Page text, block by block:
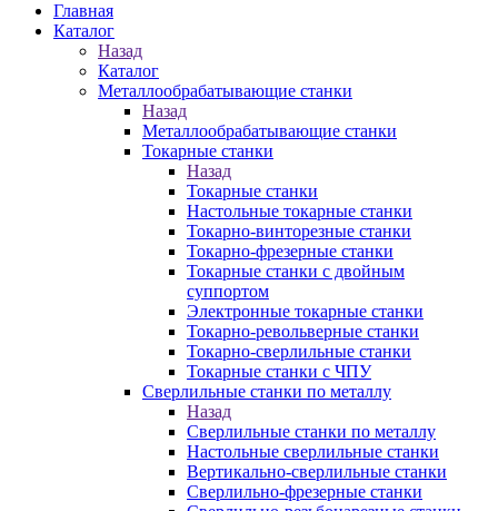
Главная
Каталог
Назад
Каталог
Металлообрабатывающие станки
Назад
Металлообрабатывающие станки
Токарные станки
Назад
Токарные станки
Настольные токарные станки
Токарно-винторезные станки
Токарно-фрезерные станки
Токарные станки с двойным
суппортом
Электронные токарные станки
Токарно-револьверные станки
Токарно-сверлильные станки
Токарные станки с ЧПУ
Сверлильные станки по металлу
Назад
Сверлильные станки по металлу
Настольные сверлильные станки
Вертикально-сверлильные станки
Сверлильно-фрезерные станки